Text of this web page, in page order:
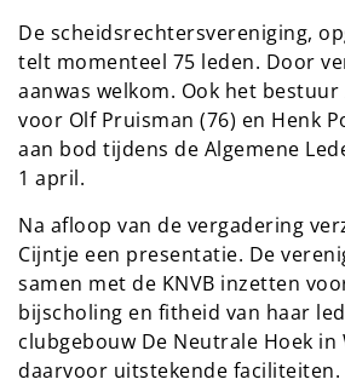
De scheidsrechtersvereniging,
telt momenteel 75 leden. Door
aanwas welkom. Ook het
voor Olf Pruisman (76) en Henk
aan bod tijdens de Algemene
1 april.
Na afloop van de vergadering
Cijntje een presentatie. De
samen met de KNVB inzetten
bijscholing en fitheid van haar
clubgebouw De Neutrale Hoek
daarvoor uitstekende faciliteiten.